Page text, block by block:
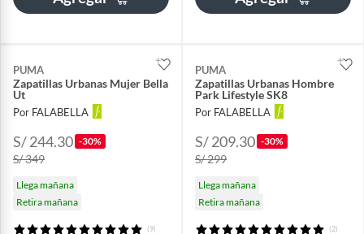
PUMA
Zapatillas Urbanas Mujer Bella
Ut
Por FALABELLA
S/ 244.30 -30%
S/ 349
Llega mañana
Retira mañana
(9)
PUMA
Zapatillas Urbanas Hombre
Park Lifestyle SK8
Por FALABELLA
S/ 209.30 -30%
S/ 299
Llega mañana
Retira mañana
(2)